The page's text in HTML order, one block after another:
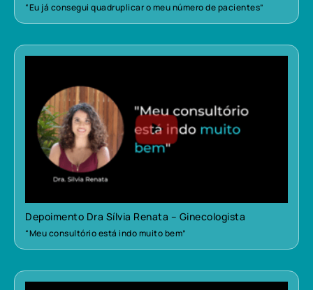
“Eu já consegui quadruplicar o meu número de pacientes”
Depoimento Dra Sílvia Renata – Ginecologista
“Meu consultório está indo muito bem”